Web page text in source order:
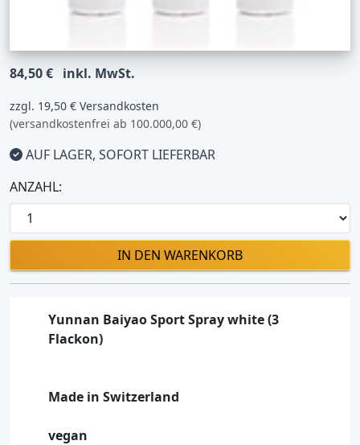
84,50 € inkl. MwSt.
zzgl. 19,50 € Versandkosten
(versandkostenfrei ab 100.000,00 €)
AUF LAGER, SOFORT LIEFERBAR
ANZAHL:
IN DEN WARENKORB
Yunnan Baiyao Sport Spray white (3
Flackon)
Made in Switzerland
vegan